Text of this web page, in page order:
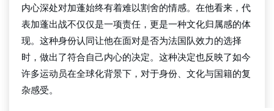
内心深处对加蓬始终有着难以割舍的情感。在他看来，代
表加蓬出战不仅仅是一项责任，更是一种文化归属感的体
现。这种身份认同让他在面对是否为法国队效力的选择
时，做出了符合自己内心的决定。这种决定也反映了如今
许多运动员在全球化背景下，对于身份、文化与国籍的复
杂感受。